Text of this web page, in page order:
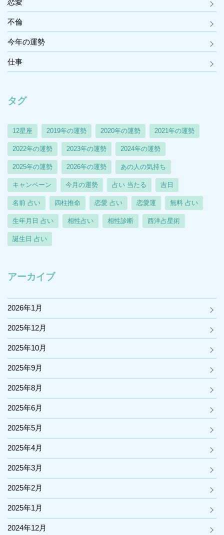
不倫
今年の運勢
仕事
タグ
12星座 2019年の運勢 2020年の運勢 2021年の運勢
2022年の運勢 2023年の運勢 2024年の運勢
2025年の運勢 2026年の運勢 あの人の気持ち
キャンペーン 今月の運勢 占い 当たる 吉日
名前 占い 四柱推命 恋愛 占い 恋愛運 無料 占い
生年月日 占い 相性占い 相性診断 西洋占星術
誕生日 占い
アーカイブ
2026年1月
2025年12月
2025年10月
2025年9月
2025年8月
2025年6月
2025年5月
2025年4月
2025年3月
2025年2月
2025年1月
2024年12月